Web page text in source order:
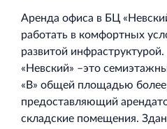
Аренда офиса в БЦ
работать в комфортных
развитой
«Невский» –это
«В» общей площадью
предоставляющий
складские помещения.